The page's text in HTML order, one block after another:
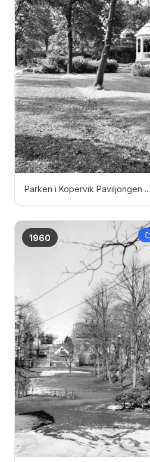
Parken i Kopervik Paviljongen ...
1960